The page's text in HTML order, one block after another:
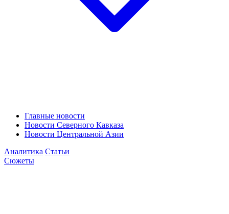
Главные новости
Новости Северного Кавказа
Новости Центральной Азии
Аналитика Статьи
Сюжеты